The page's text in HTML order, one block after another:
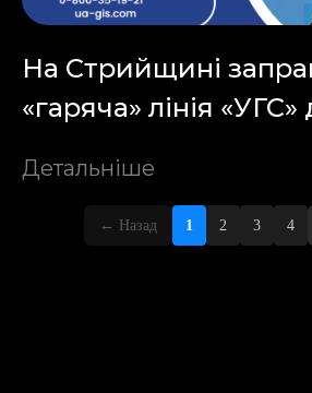
На Стрийщині
«гаряча» лінія «УГС»
Детальніше
← Назад 1 2 3 4